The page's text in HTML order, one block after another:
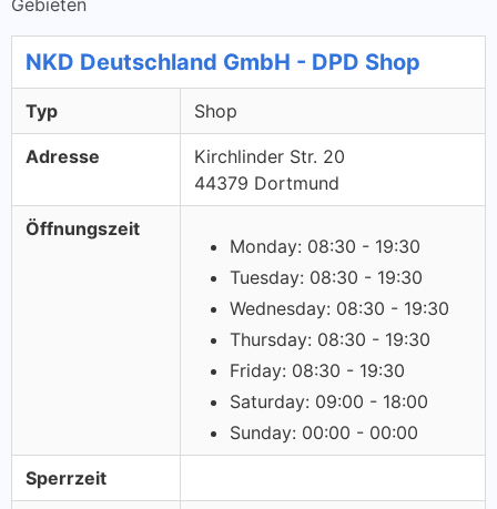
Gebieten
NKD Deutschland GmbH - DPD Shop
Typ Shop
Adresse
Kirchlinder Str. 20
44379 Dortmund
Öffnungszeit
Monday: 08:30 - 19:30
Tuesday: 08:30 - 19:30
Wednesday: 08:30 - 19:30
Thursday: 08:30 - 19:30
Friday: 08:30 - 19:30
Saturday: 09:00 - 18:00
Sunday: 00:00 - 00:00
Sperrzeit